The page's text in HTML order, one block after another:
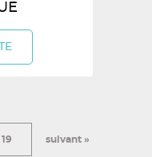
19 suivant »